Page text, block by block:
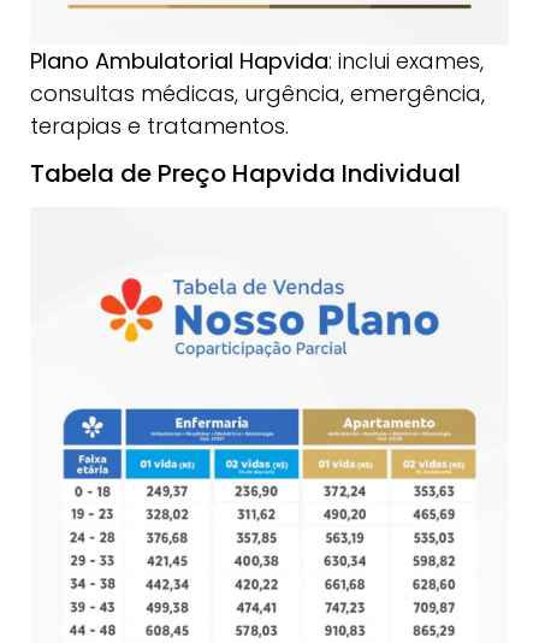
Plano Ambulatorial Hapvida: inclui exames,
consultas médicas, urgência, emergência,
terapias e tratamentos.
Tabela de Preço Hapvida Individual